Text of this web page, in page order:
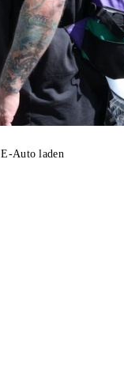
Auto laden